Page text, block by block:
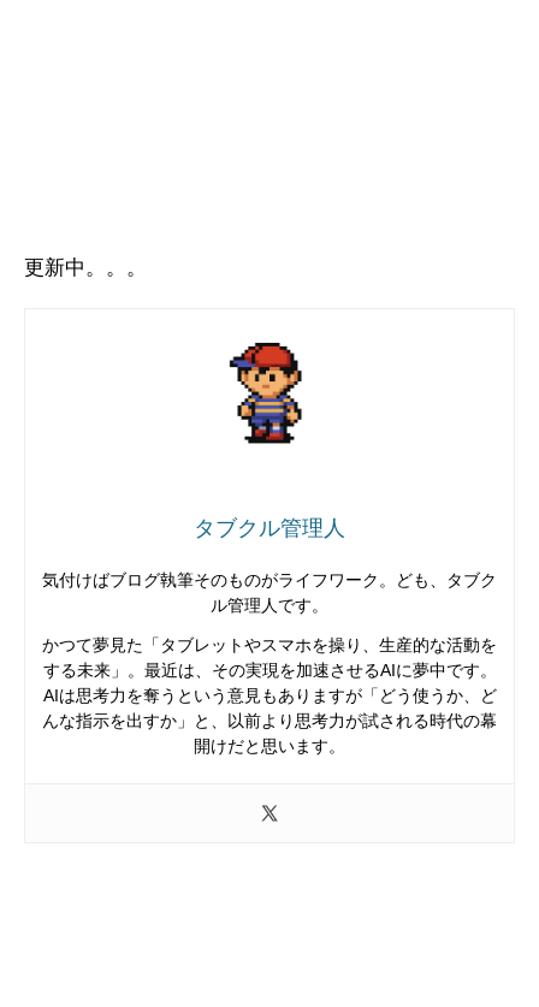
更新中。。。
タブクル管理人
気付けばブログ執筆そのものがライフワーク。ども、タブク
ル管理人です。
かつて夢見た「タブレットやスマホを操り、生産的な活動を
する未来」。最近は、その実現を加速させるAIに夢中です。
AIは思考力を奪うという意見もありますが「どう使うか、ど
んな指示を出すか」と、以前より思考力が試される時代の幕
開けだと思います。